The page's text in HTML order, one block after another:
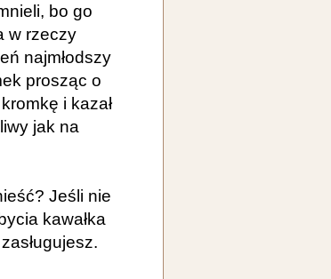
bo go
w rzeczy
najmłodszy
prosząc o
i kazał
jak na
Jeśli nie
kawałka